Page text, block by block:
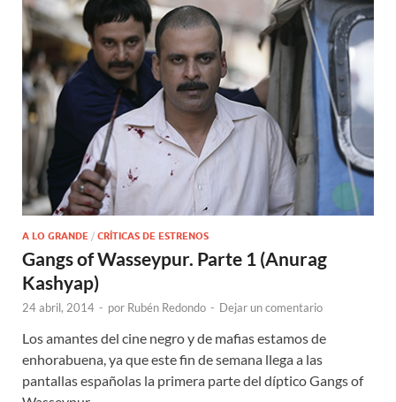
A LO GRANDE / CRÍTICAS DE ESTRENOS
Gangs of Wasseypur. Parte 1 (Anurag
Kashyap)
24 abril, 2014 - por Rubén Redondo - Dejar un comentario
Los amantes del cine negro y de mafias estamos de
enhorabuena, ya que este fin de semana llega a las
pantallas españolas la primera parte del díptico Gangs of